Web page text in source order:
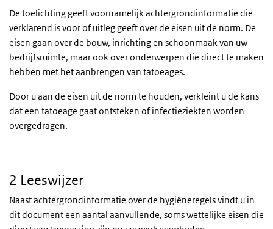
De toelichting geeft voornamelijk achtergrondinformatie die
verklarend is voor of uitleg geeft over de eisen uit de norm. De
eisen gaan over de bouw, inrichting en schoonmaak van uw
bedrijfsruimte, maar ook over onderwerpen die direct te maken
hebben met het aanbrengen van tatoeages.
Door u aan de eisen uit de norm te houden, verkleint u de kans
dat een tatoeage gaat ontsteken of infectieziekten worden
overgedragen.
2 Leeswijzer
Naast achtergrondinformatie over de hygiëneregels vindt u in
dit document een aantal aanvullende, soms wettelijke eisen die